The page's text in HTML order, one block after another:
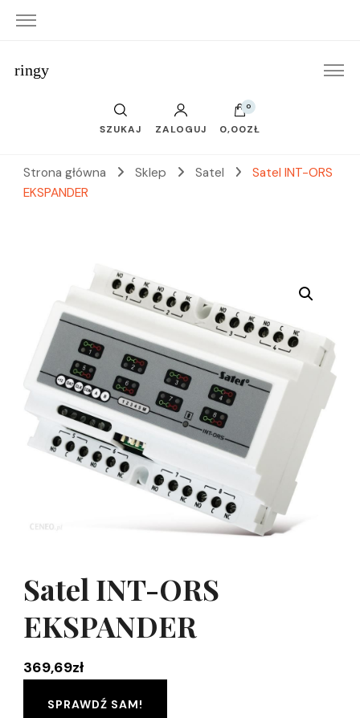
ringy
SZUKAJ ZALOGUJ
0
0,00ZŁ
Strona główna Sklep Satel
Satel INT-ORS
EKSPANDER
Satel INT-ORS
EKSPANDER
369,69zł
SPRAWDŹ SAM!